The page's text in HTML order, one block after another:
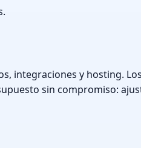
integraciones y hosting.
sin compromiso: